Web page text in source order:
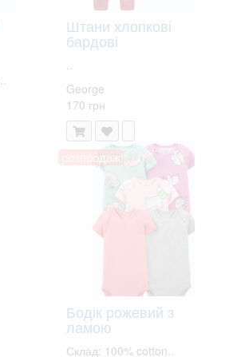
Штани хлопкові
бардові
George
170 грн
розпродаж!
Бодік рожевий з
ламою
Склад: 100% cotton..